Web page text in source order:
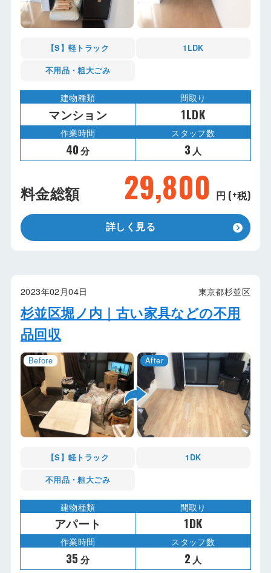
【S】軽トラック 1LDK
不用品・粗大ごみ
建物種類
マンション
間取り
1LDK
作業時間
40 分
スタッフ数
3 人
料金総額 29,800 円 (+税)
詳しく見る
2023年02月04日 東京都杉並区
杉並区堀ノ内｜古い家具などの不用
品回収
【S】軽トラック 1DK
不用品・粗大ごみ
建物種類
アパート
間取り
1DK
作業時間
35 分
スタッフ数
2 人